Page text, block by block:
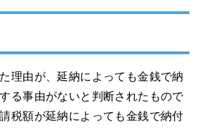
理由が、延納によっても金銭で納
る事由がないと判断されたもので
税額が延納によっても金銭で納付